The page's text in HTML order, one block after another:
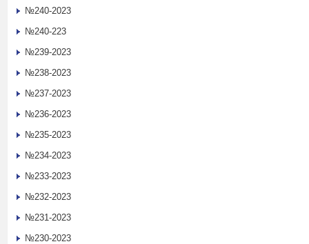
№240-2023
№240-223
№239-2023
№238-2023
№237-2023
№236-2023
№235-2023
№234-2023
№233-2023
№232-2023
№231-2023
№230-2023